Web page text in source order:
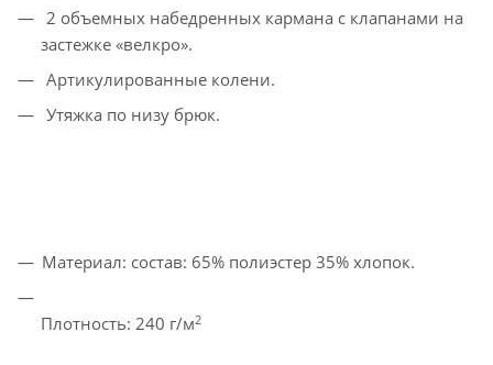
2 объемных набедренных кармана с клапанами на
застежке «велкро».
Артикулированные колени.
Утяжка по низу брюк.
Материал: состав: 65% полиэстер 35% хлопок.
Плотность: 240 г/м2